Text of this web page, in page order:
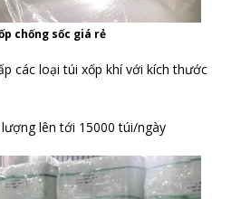
chống sốc giá rẻ
các loại túi xốp khí với kích thước
lên tới 15000 túi/ngày